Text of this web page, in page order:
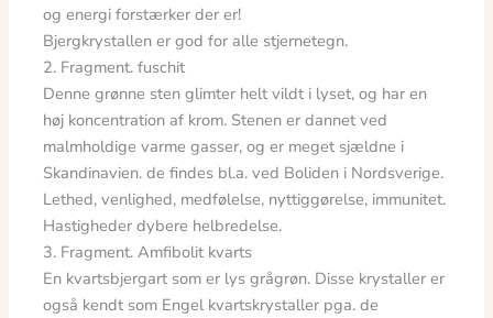
og energi forstærker der er!
Bjergkrystallen er god for alle stjernetegn.
2. Fragment. fuschit
Denne grønne sten glimter helt vildt i lyset, og har en
høj koncentration af krom. Stenen er dannet ved
malmholdige varme gasser, og er meget sjældne i
Skandinavien. de findes bl.a. ved Boliden i Nordsverige.
Lethed, venlighed, medfølelse, nyttiggørelse, immunitet.
Hastigheder dybere helbredelse.
3. Fragment. Amfibolit kvarts
En kvartsbjergart som er lys grågrøn. Disse krystaller er
også kendt som Engel kvartskrystaller pga. de